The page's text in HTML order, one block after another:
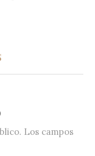
Los campos